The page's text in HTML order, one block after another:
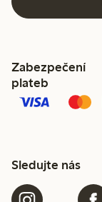
Zabezpečení
plateb
Sledujte nás